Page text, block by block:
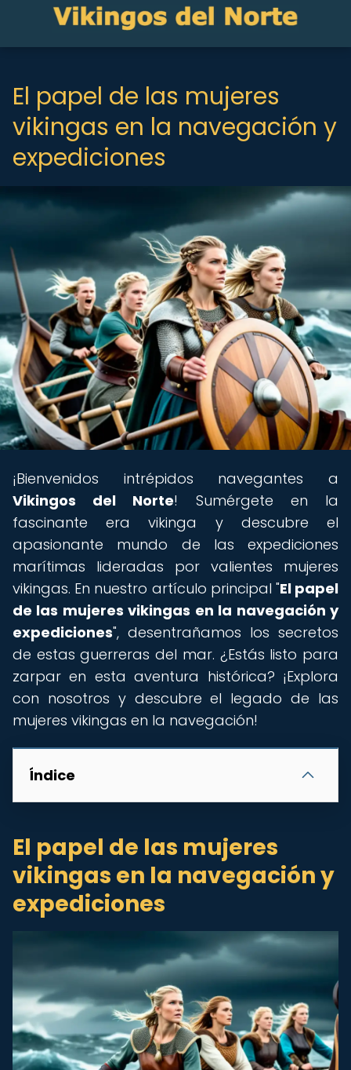
El papel de las mujeres
vikingas en la navegación y
expediciones
¡Bienvenidos intrépidos navegantes a
Vikingos del Norte! Sumérgete en la
fascinante era vikinga y descubre el
apasionante mundo de las expediciones
marítimas lideradas por valientes mujeres
vikingas. En nuestro artículo principal "El papel
de las mujeres vikingas en la navegación y
expediciones", desentrañamos los secretos
de estas guerreras del mar. ¿Estás listo para
zarpar en esta aventura histórica? ¡Explora
con nosotros y descubre el legado de las
mujeres vikingas en la navegación!
Índice
El papel de las mujeres
vikingas en la navegación y
expediciones